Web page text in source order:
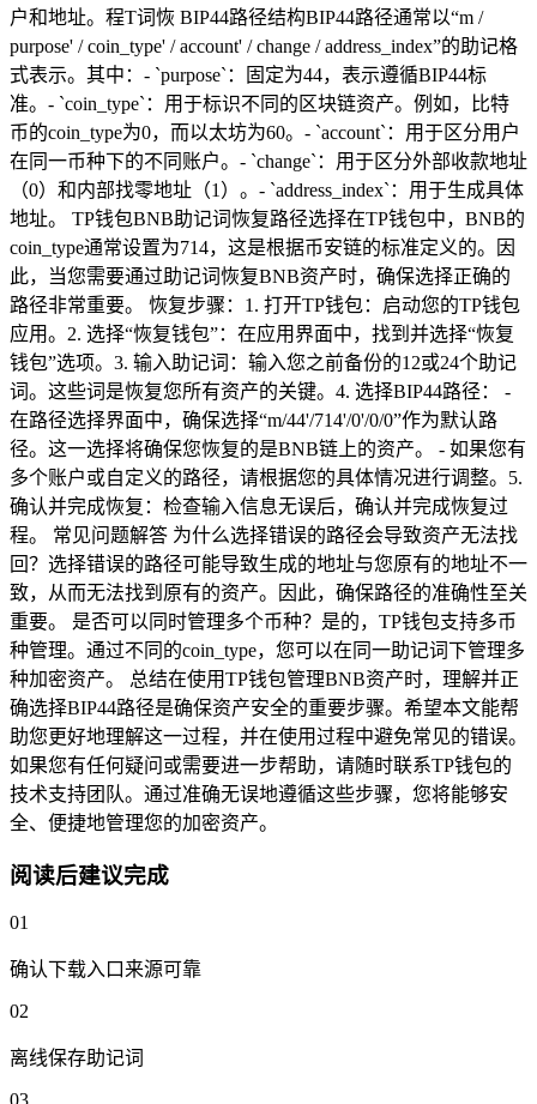
户和地址。程T词恢 BIP44路径结构BIP44路径通常以“m /
purpose' / coin_type' / account' / change / address_index”的助记格
式表示。其中：- `purpose`：固定为44，表示遵循BIP44标
准。- `coin_type`：用于标识不同的区块链资产。例如，比特
币的coin_type为0，而以太坊为60。- `account`：用于区分用户
在同一币种下的不同账户。- `change`：用于区分外部收款地址
（0）和内部找零地址（1）。- `address_index`：用于生成具体
地址。 TP钱包BNB助记词恢复路径选择在TP钱包中，BNB的
coin_type通常设置为714，这是根据币安链的标准定义的。因
此，当您需要通过助记词恢复BNB资产时，确保选择正确的
路径非常重要。 恢复步骤：1. 打开TP钱包：启动您的TP钱包
应用。2. 选择“恢复钱包”：在应用界面中，找到并选择“恢复
钱包”选项。3. 输入助记词：输入您之前备份的12或24个助记
词。这些词是恢复您所有资产的关键。4. 选择BIP44路径： -
在路径选择界面中，确保选择“m/44'/714'/0'/0/0”作为默认路
径。这一选择将确保您恢复的是BNB链上的资产。 - 如果您有
多个账户或自定义的路径，请根据您的具体情况进行调整。5.
确认并完成恢复：检查输入信息无误后，确认并完成恢复过
程。 常见问题解答 为什么选择错误的路径会导致资产无法找
回？选择错误的路径可能导致生成的地址与您原有的地址不一
致，从而无法找到原有的资产。因此，确保路径的准确性至关
重要。 是否可以同时管理多个币种？是的，TP钱包支持多币
种管理。通过不同的coin_type，您可以在同一助记词下管理多
种加密资产。 总结在使用TP钱包管理BNB资产时，理解并正
确选择BIP44路径是确保资产安全的重要步骤。希望本文能帮
助您更好地理解这一过程，并在使用过程中避免常见的错误。
如果您有任何疑问或需要进一步帮助，请随时联系TP钱包的
技术支持团队。通过准确无误地遵循这些步骤，您将能够安
全、便捷地管理您的加密资产。
阅读后建议完成
01
确认下载入口来源可靠
02
离线保存助记词